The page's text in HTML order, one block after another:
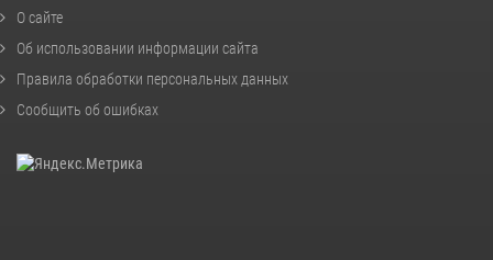
О сайте
Об использовании информации сайта
Правила обработки персональных данных
Сообщить об ошибках